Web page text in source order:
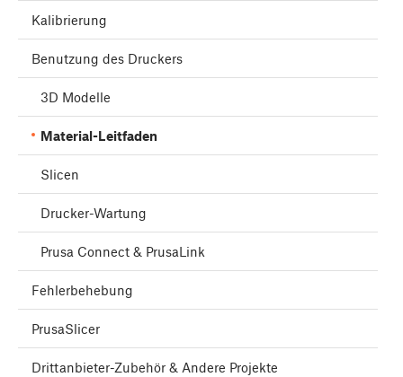
Kalibrierung
Benutzung des Druckers
3D Modelle
Material-Leitfaden
Slicen
Drucker-Wartung
Prusa Connect & PrusaLink
Fehlerbehebung
PrusaSlicer
Drittanbieter-Zubehör & Andere Projekte